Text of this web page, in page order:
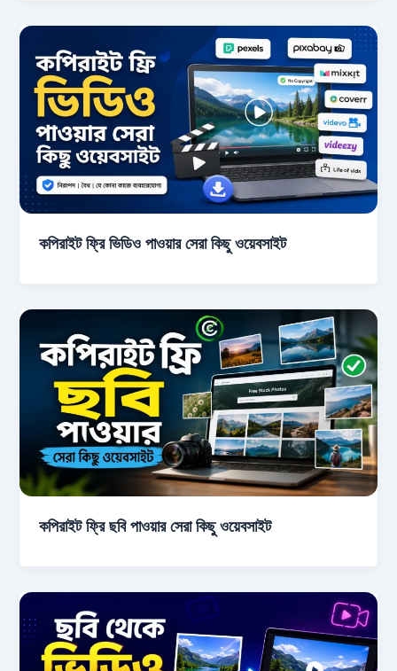
কপিরাইট ফ্রি ভিডিও পাওয়ার সেরা কিছু ওয়েবসাইট
কপিরাইট ফ্রি ছবি পাওয়ার সেরা কিছু ওয়েবসাইট